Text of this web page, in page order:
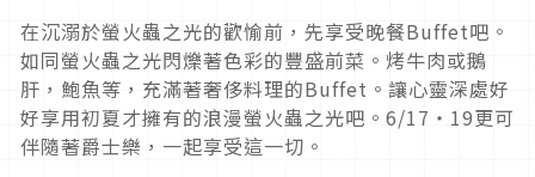
在沉溺於螢火蟲之光的歡愉前，先享受晚餐Buffet吧。
如同螢火蟲之光閃爍著色彩的豐盛前菜。烤牛肉或鵝
肝，鮑魚等，充滿著奢侈料理的Buffet。讓心靈深處好
好享用初夏才擁有的浪漫螢火蟲之光吧。6/17‧19更可
伴隨著爵士樂，一起享受這一切。